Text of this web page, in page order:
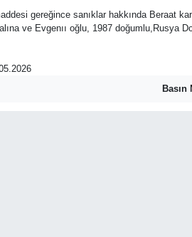
gereğince sanıklar hakkında Beraat
ve Evgenıı oğlu, 1987 doğumlu,Rusya
Basın